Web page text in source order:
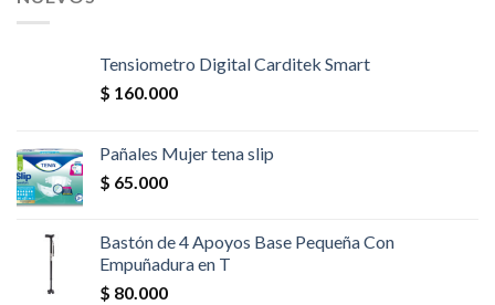
Tensiometro Digital Carditek Smart
$ 160.000
Pañales Mujer tena slip
$ 65.000
Bastón de 4 Apoyos Base Pequeña Con
Empuñadura en T
$ 80.000